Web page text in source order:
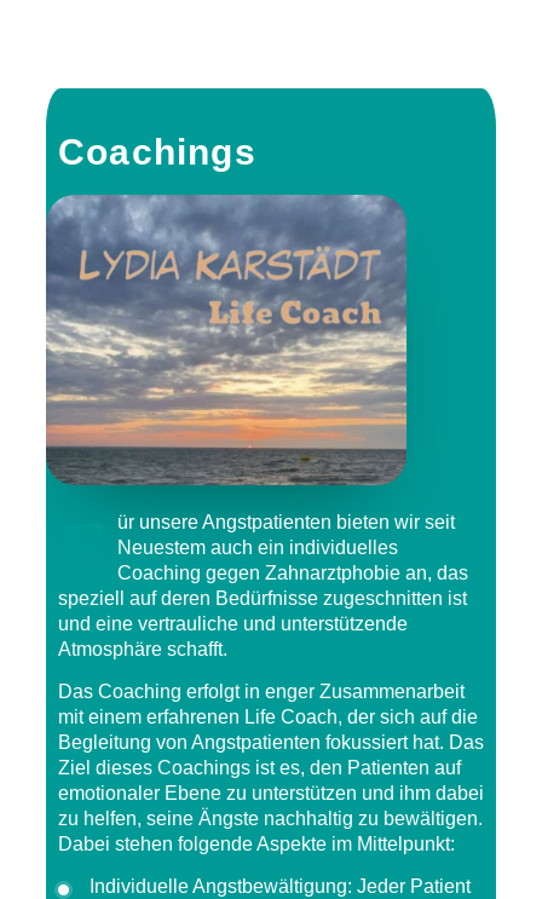
Coachings
ür unsere Angstpatienten bieten wir seit
Neuestem auch ein individuelles
Coaching gegen Zahnarztphobie an, das
speziell auf deren Bedürfnisse zugeschnitten ist
und eine vertrauliche und unterstützende
Atmosphäre schafft.
Das Coaching erfolgt in enger Zusammenarbeit
mit einem erfahrenen Life Coach, der sich auf die
Begleitung von Angstpatienten fokussiert hat. Das
Ziel dieses Coachings ist es, den Patienten auf
emotionaler Ebene zu unterstützen und ihm dabei
zu helfen, seine Ängste nachhaltig zu bewältigen.
Dabei stehen folgende Aspekte im Mittelpunkt:
Individuelle Angstbewältigung: Jeder Patient